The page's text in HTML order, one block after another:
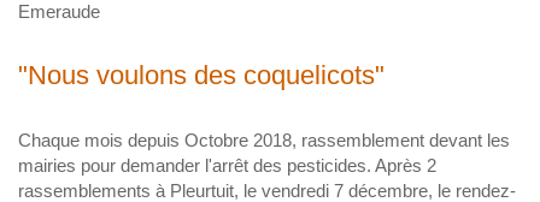
Emeraude
"Nous voulons des coquelicots"
Chaque mois depuis Octobre 2018, rassemblement devant les
mairies pour demander l'arrêt des pesticides. Après 2
rassemblements à Pleurtuit, le vendredi 7 décembre, le rendez-